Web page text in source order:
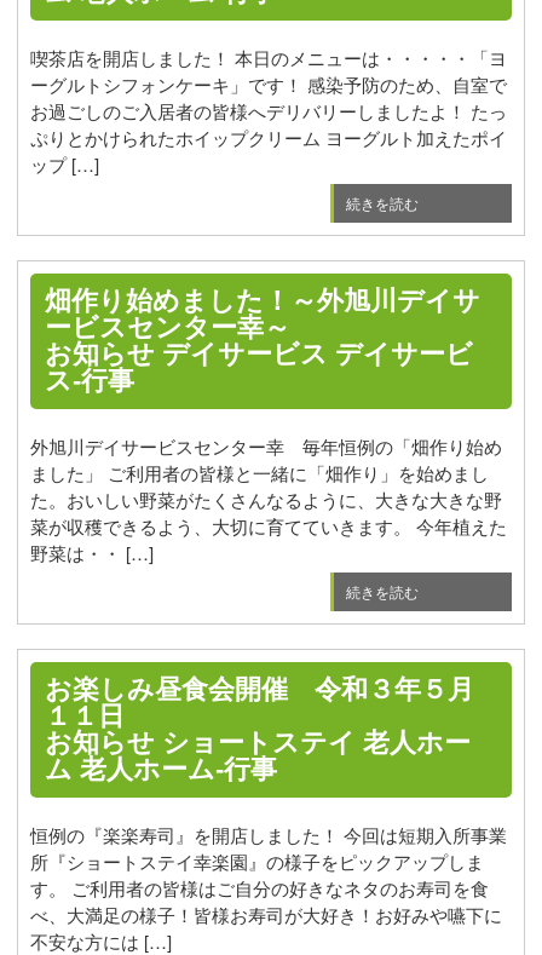
喫茶店を開店しました！ 本日のメニューは・・・・・「ヨ
ーグルトシフォンケーキ」です！ 感染予防のため、自室で
お過ごしのご入居者の皆様へデリバリーしましたよ！ たっ
ぷりとかけられたホイップクリーム ヨーグルト加えたポイ
ップ […]
続きを読む
畑作り始めました！～外旭川デイサ
ービスセンター幸～
お知らせ デイサービス デイサービ
ス-行事
外旭川デイサービスセンター幸 毎年恒例の「畑作り始め
ました」 ご利用者の皆様と一緒に「畑作り」を始めまし
た。おいしい野菜がたくさんなるように、大きな大きな野
菜が収穫できるよう、大切に育てていきます。 今年植えた
野菜は・・ […]
続きを読む
お楽しみ昼食会開催 令和３年５月
１１日
お知らせ ショートステイ 老人ホー
ム 老人ホーム-行事
恒例の『楽楽寿司』を開店しました！ 今回は短期入所事業
所『ショートステイ幸楽園』の様子をピックアップしま
す。 ご利用者の皆様はご自分の好きなネタのお寿司を食
べ、大満足の様子！皆様お寿司が大好き！お好みや嚥下に
不安な方には […]